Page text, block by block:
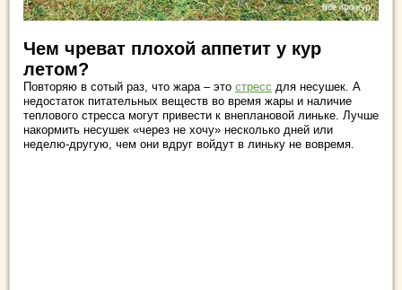
Чем чреват плохой аппетит у кур
летом?
Повторяю в сотый раз, что жара – это стресс для несушек. А
недостаток питательных веществ во время жары и наличие
теплового стресса могут привести к внеплановой линьке. Лучше
накормить несушек «через не хочу» несколько дней или
неделю-другую, чем они вдруг войдут в линьку не вовремя.